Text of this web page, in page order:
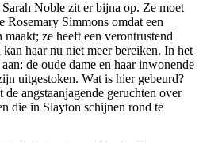
Noble zit er bijna op. Ze moet
Rosemary Simmons omdat een
ze heeft een verontrustend
haar nu niet meer bereiken. In het
de oude dame en haar inwonende
uitgestoken. Wat is hier gebeurd?
angstaanjagende geruchten over
die in Slayton schijnen rond te